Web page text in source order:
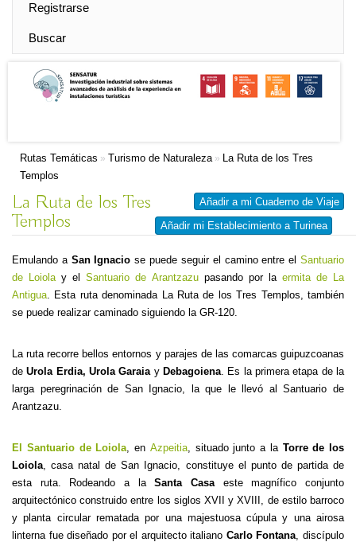
Registrarse
Buscar
Rutas Temáticas » Turismo de Naturaleza» La Ruta de los Tres
Templos
Añadir a mi Cuaderno de Viaje
Añadir mi Establecimiento a Turinea
La Ruta de los Tres
Templos
Emulando a San Ignacio se puede seguir el camino entre elSantuario
de Loiolay elSantuario de Arantzazupasando por la ermita de La
Antigua. Esta ruta denominada La Ruta de los Tres Templos, también
se puede realizar caminado siguiendo la GR-120.
La ruta recorre bellos entornos y parajes de las comarcas guipuzcoanas
deUrola Erdia, Urola Garaia yDebagoiena. Es la primera etapa de la
larga peregrinación de San Ignacio, la que le llevó al Santuario de
Arantzazu.
El Santuario de Loiola, en Azpeitia, situado junto a la Torre de los
Loiola, casa natal de San Ignacio, constituye el punto de partida de
esta ruta. Rodeando a laSanta Casaeste magnífico conjunto
arquitectónico construido entre los siglos XVII y XVIII, de estilo barroco
y planta circular rematada por una majestuosa cúpula y una airosa
linterna fue diseñado por el arquitecto italiano Carlo Fontana, discípulo